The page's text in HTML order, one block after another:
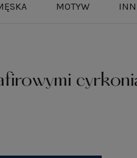
MOTYW